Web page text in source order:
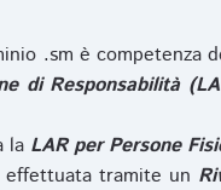
.sm è competenza
di Responsabilità
la LAR per Persone
effettuata tramite un